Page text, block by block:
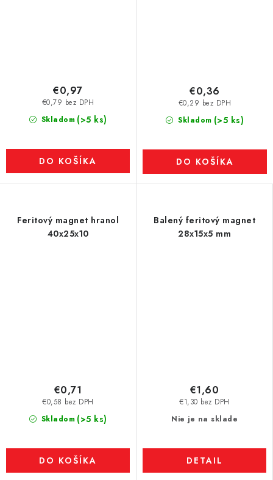
Skladom (>5 ks)
€0,79 bez DPH
€0,97
DO KOŠÍKA
Skladom (>5 ks)
€0,29 bez DPH
€0,36
DO KOŠÍKA
Feritový magnet hranol
40x25x10
Skladom (>5 ks)
€0,58 bez DPH
€0,71
DO KOŠÍKA
Balený feritový magnet
28x15x5 mm
Nie je na sklade
€1,30 bez DPH
€1,60
DETAIL